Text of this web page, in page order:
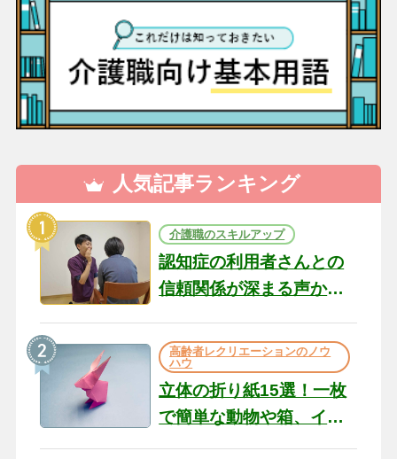
人気記事ランキング
介護職のスキルアップ
認知症の利用者さんとの
信頼関係が深まる声かけ
の現場から（22）
高齢者レクリエーションのノウ
ハウ
立体の折り紙15選！一枚
で簡単な動物や箱、イン